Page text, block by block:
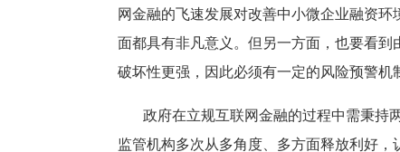
网金融的飞速发展对改善中小微企业融资
面都具有非凡意义。但另一方面，也要看
破坏性更强，因此必须有一定的风险预警机
政府在立规互联网金融的过程中需秉持
监管机构多次从多角度、多方面释放利好